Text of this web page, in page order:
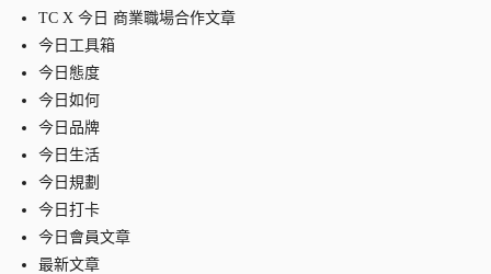
TC X 今日 商業職場合作文章
今日工具箱
今日態度
今日如何
今日品牌
今日生活
今日規劃
今日打卡
今日會員文章
最新文章